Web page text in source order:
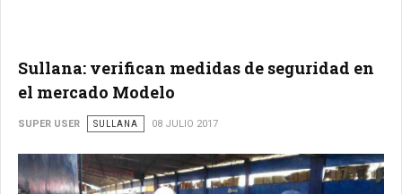
Sullana: verifican medidas de seguridad en
el mercado Modelo
SUPER USER SULLANA 08 JULIO 2017